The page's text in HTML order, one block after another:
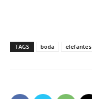
TAGS boda elefantes